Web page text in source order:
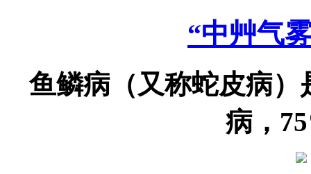
“中艸气
鱼鳞病（又称蛇皮病
病，